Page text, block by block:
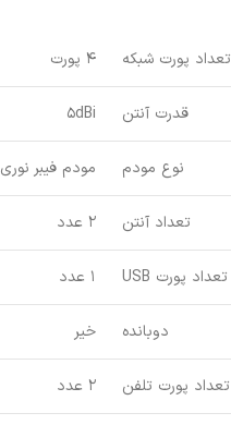
تعداد پورت شبکه 4 پورت
قدرت آنتن 5dBi
نوع مودم مودم فیبر نوری
تعداد آنتن 2 عدد
تعداد پورت USB 1 عدد
دوبانده خیر
تعداد پورت تلفن 2 عدد